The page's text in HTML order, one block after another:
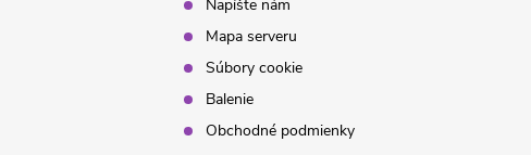
Napíšte nám
Mapa serveru
Súbory cookie
Balenie
Obchodné podmienky